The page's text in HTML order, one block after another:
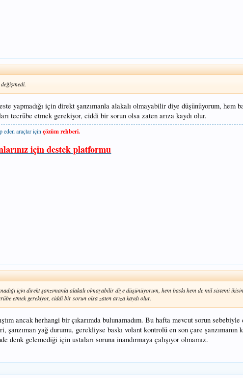
yapmadığı için direkt şanzımanla alakalı olmayabilir diye düşünüyorum, hem
tecrübe etmek gerekiyor, ciddi bir sorun olsa zaten arıza kaydı olur.
eden araçlar içinçözüm rehberi.
için destek platformu
için direkt şanzımanla alakalı olmayabilir diye düşünüyorum, hem baskı hem de mil sistemi
etmek gerekiyor, ciddi bir sorun olsa zaten arıza kaydı olur.
ancak herhangi bir çıkarımda bulunamadım. Bu hafta mevcut sorun
şanzıman yağ durumu, gerekliyse baskı volant kontrolü en son çare
denk gelemediği için ustaları soruna inandırmaya çalışıyor olmamız.